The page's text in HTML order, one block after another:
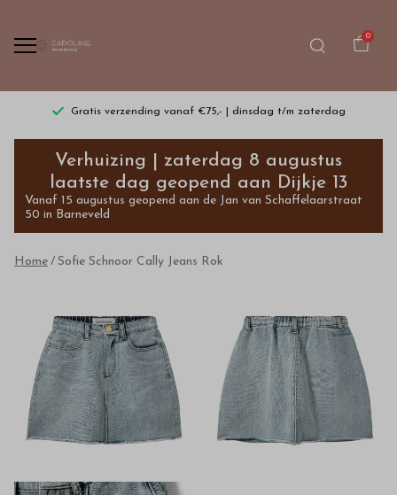
0
Gratis verzending vanaf €75,- | dinsdag t/m zaterdag
Sofie
Schnoor
Cally
Jeans
Bestel
kinderkleding
van
hoge
Verhuizing | zaterdag 8 augustus
laatste dag geopend aan Dijkje 13
Vanaf 15 augustus geopend aan de Jan van Schaffelaarstraat
50 in Barneveld
Home Sofie Schnoor Cally Jeans Rok